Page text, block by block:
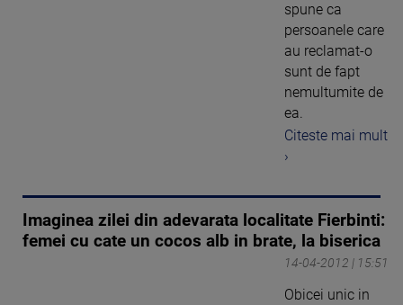
spune ca
persoanele care
au reclamat-o
sunt de fapt
nemultumite de
ea.
Citeste mai mult
›
Imaginea zilei din adevarata localitate Fierbinti:
femei cu cate un cocos alb in brate, la biserica
14-04-2012 | 15:51
Obicei unic in